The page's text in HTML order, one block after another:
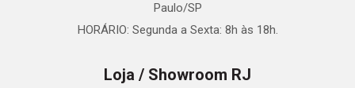
Paulo/SP
HORÁRIO: Segunda a Sexta: 8h às 18h.
Loja / Showroom RJ